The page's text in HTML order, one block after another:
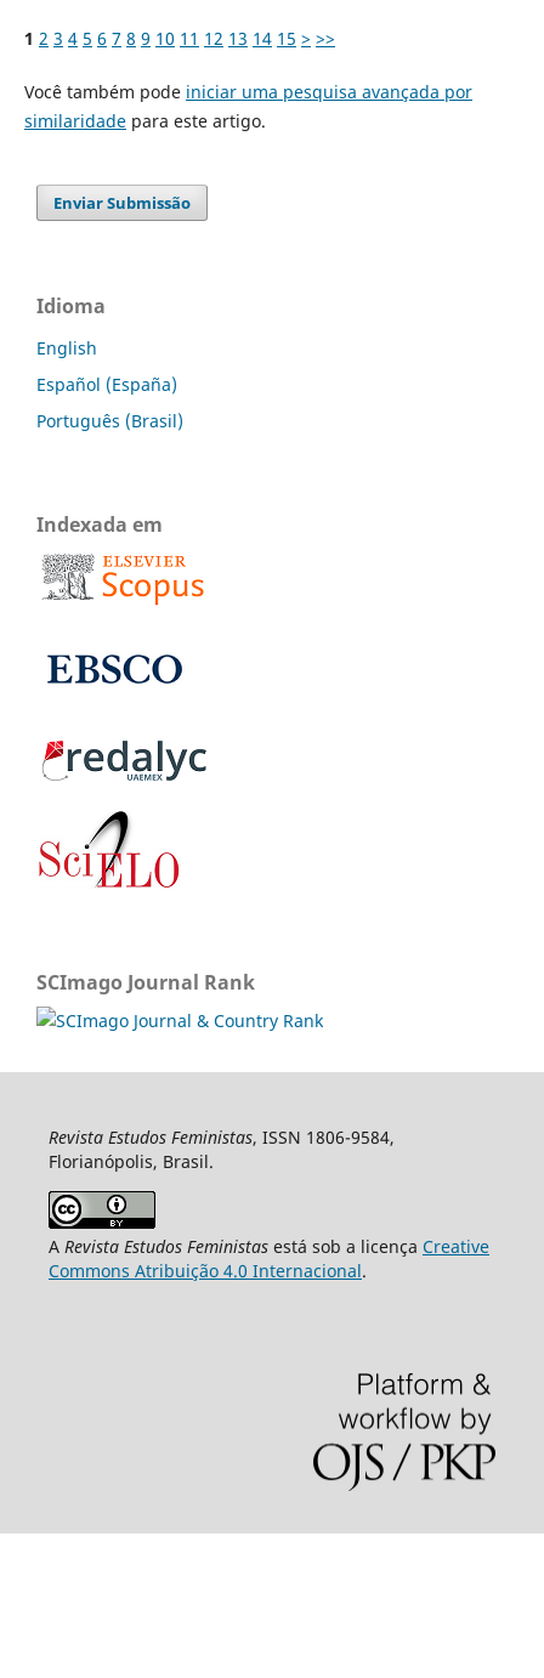
1 2 3 4 5 6 7 8 9 10 11 12 13 14 15 > >>
Você também pode iniciar uma pesquisa avançada por
similaridadepara este artigo.
Enviar Submissão
Idioma
English
Español (España)
Português (Brasil)
Indexada em
SCImago Journal Rank
Revista Estudos Feministas, ISSN 1806-9584,
Florianópolis, Brasil.
A Revista Estudos Feministasestá sob a licença Creative
Commons Atribuição 4.0 Internacional.